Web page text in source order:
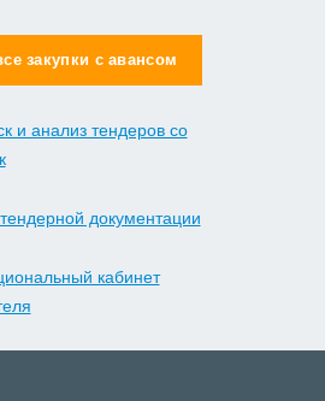
закупки с авансом